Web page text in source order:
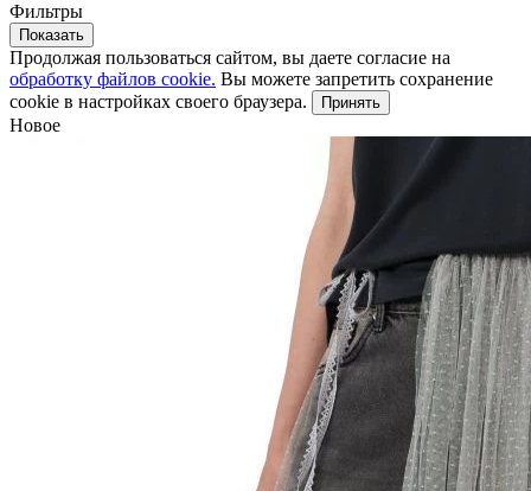
Фильтры
Показать
Продолжая пользоваться сайтом, вы даете согласие на
обработку файлов cookie. Вы можете запретить сохранение
cookie в настройках своего браузера.
Принять
Новое